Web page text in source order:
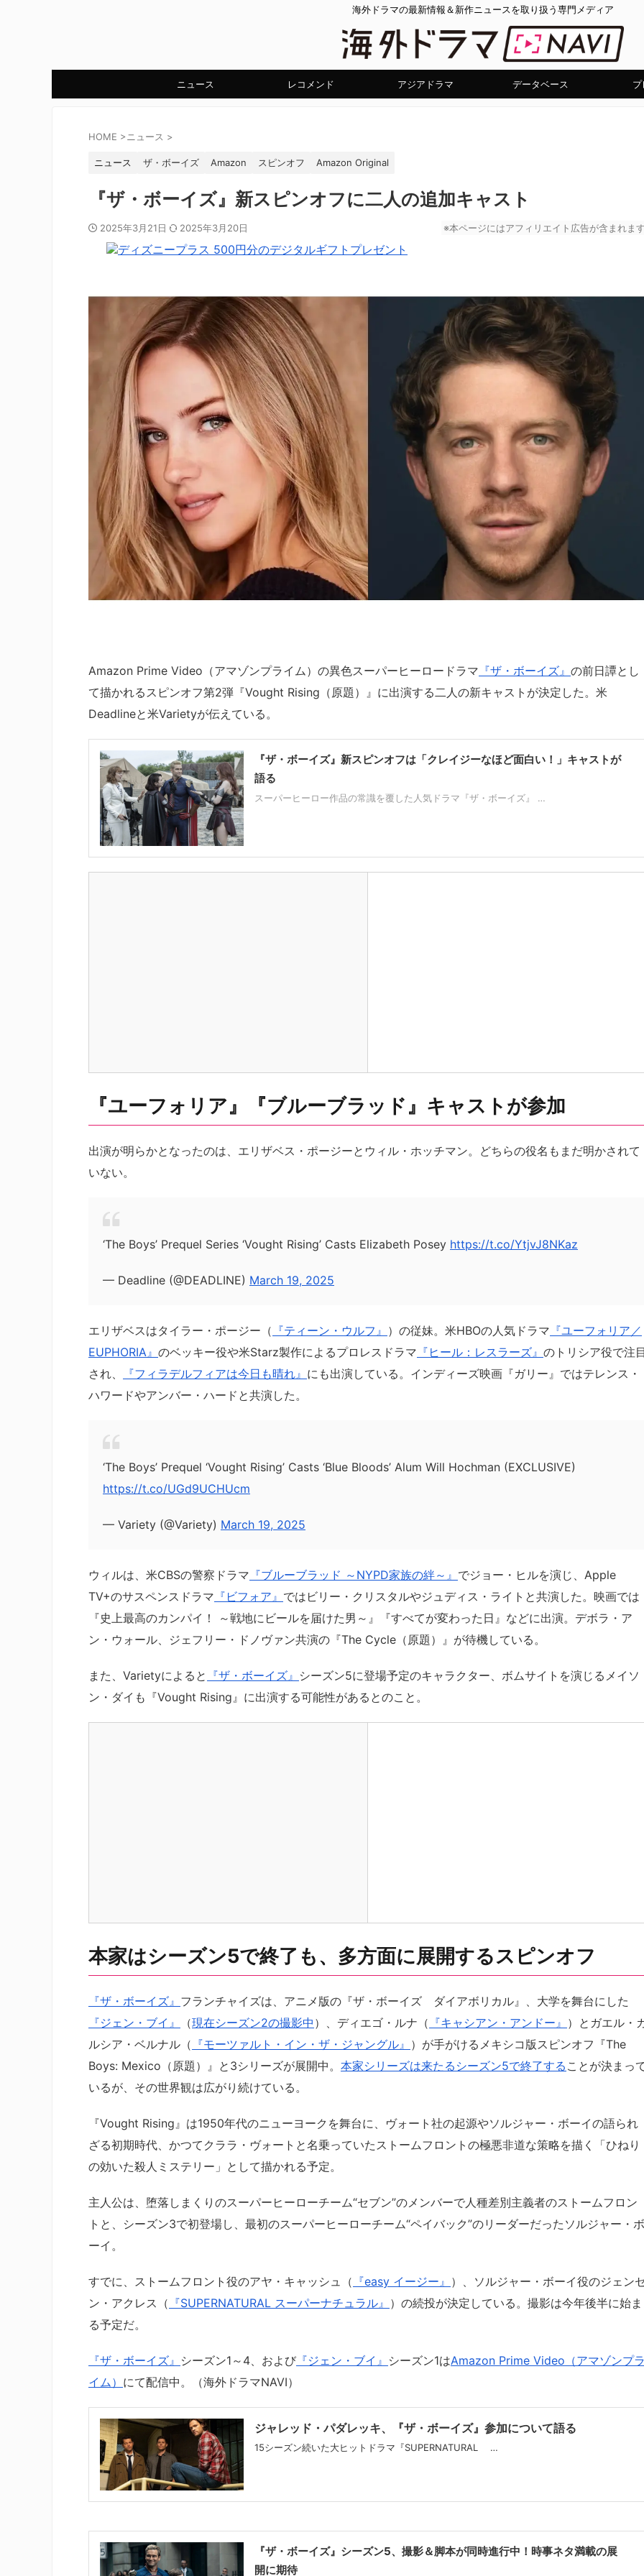
海外ドラマの最新情報＆新作ニュースを取り扱う専門メディア
ニュース レコメンド アジアドラマ データベース
HOME >ニュース >
ニュース ザ・ボーイズ Amazon スピンオフ Amazon Original
『ザ・ボーイズ』新スピンオフに二人の追加キャスト
2025年3月21日 2025年3月20日 ※本ページにはアフィリエイト広告が含まれま
Amazon Prime Video（アマゾンプライム）の異色スーパーヒーロードラマ 『ザ・ボーイズ』 の前日譚とし
て描かれるスピンオフ第2弾『Vought Rising（原題）』に出演する二人の新キャストが決定した。米
Deadlineと米Varietyが伝えている。
『ザ・ボーイズ』新スピンオフは「クレイジーなほど面白い！」キャストが
語る
スーパーヒーロー作品の常識を覆した人気ドラマ『ザ・ボーイズ』 …
『ユーフォリア』『ブルーブラッド』キャストが参加
出演が明らかとなったのは、エリザベス・ポージーとウィル・ホッチマン。どちらの役名もまだ明かされて
いない。
‘The Boys’ Prequel Series ‘Vought Rising’ Casts Elizabeth Posey https://t.co/YtjvJ8NKaz
— Deadline (@DEADLINE) March 19, 2025
エリザベスはタイラー・ポージー（ 『ティーン・ウルフ』 ）の従妹。米HBOの人気ドラマ 『ユーフォリア／
EUPHORIA』 のベッキー役や米Starz製作によるプロレスドラマ 『ヒール：レスラーズ』 のトリシア役で注
され、
『フィラデルフィアは今日も晴れ』 にも出演している。インディーズ映画『ガリー』ではテレンス・
ハワードやアンバー・ハードと共演した。
‘The Boys’ Prequel ‘Vought Rising’ Casts ‘Blue Bloods’ Alum Will Hochman (EXCLUSIVE)
https://t.co/UGd9UCHUcm
— Variety (@Variety) March 19, 2025
ウィルは、米CBSの警察ドラマ 『ブルーブラッド ～NYPD家族の絆～』 でジョー・ヒルを演じ、Apple
TV+のサスペンスドラマ 『ビフォア』 ではビリー・クリスタルやジュディス・ライトと共演した。映画では
『史上最高のカンパイ！ ～戦地にビールを届けた男～』『すべてが変わった日』などに出演。デボラ・ア
ン・ウォール、ジェフリー・ドノヴァン共演の『The Cycle（原題）』が待機している。
また、Varietyによると 『ザ・ボーイズ』 シーズン5に登場予定のキャラクター、ボムサイトを演じるメイソ
ン・ダイも『Vought Rising』に出演する可能性があるとのこと。
本家はシーズン5で終了も、多方面に展開するスピンオフ
『ザ・ボーイズ』 フランチャイズは、アニメ版の『ザ・ボーイズ ダイアボリカル』、大学を舞台にした
『ジェン・ブイ』
（現在シーズン2の撮影中 ）、ディエゴ・ルナ（ 『キャシアン・アンドー』 ）とガエル・
ルシア・ベルナル（ 『モーツァルト・イン・ザ・ジャングル』 ）が手がけるメキシコ版スピンオフ『The
Boys: Mexico（原題）』と3シリーズが展開中。 本家シリーズは来たるシーズン5で終了する ことが決まっ
いるが、その世界観は広がり続けている。
『Vought Rising』は1950年代のニューヨークを舞台に、ヴォート社の起源やソルジャー・ボーイの語られ
ざる初期時代、かつてクララ・ヴォートと名乗っていたストームフロントの極悪非道な策略を描く「ひねり
の効いた殺人ミステリー」として描かれる予定。
主人公は、堕落しまくりのスーパーヒーローチーム“セブン”のメンバーで人種差別主義者のストームフロン
トと、シーズン3で初登場し、最初のスーパーヒーローチーム“ペイバック”のリーダーだったソルジャー・ボ
ーイ。
すでに、ストームフロント役のアヤ・キャッシュ（ 『easy イージー』 ）、ソルジャー・ボーイ役のジェン
ン・アクレス（ 『SUPERNATURAL スーパーナチュラル』 ）の続投が決定している。撮影は今年後半に始ま
る予定だ。
『ザ・ボーイズ』 シーズン1～4、および 『ジェン・ブイ』 シーズン1はAmazon Prime Video（アマゾンプ
イム） にて配信中。（海外ドラマNAVI）
ジャレッド・パダレッキ、『ザ・ボーイズ』参加について語る
15シーズン続いた大ヒットドラマ『SUPERNATURAL …
『ザ・ボーイズ』シーズン5、撮影＆脚本が同時進行中！時事ネタ満載の展
開に期待